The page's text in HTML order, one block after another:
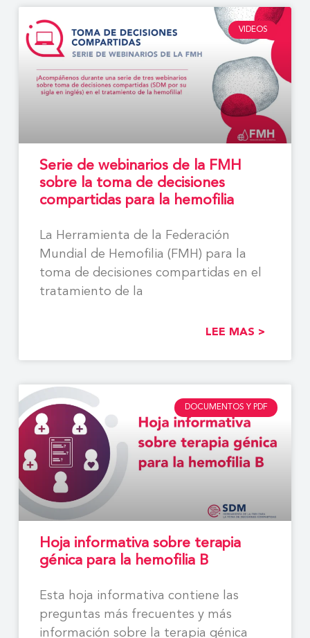
VIDEOS
Serie de webinarios de la FMH
sobre la toma de decisiones
compartidas para la hemofilia
La Herramienta de la Federación
Mundial de Hemofilia (FMH) para la
toma de decisiones compartidas en el
tratamiento de la
LEE MAS >
DOCUMENTOS Y PDF
Hoja informativa sobre terapia
génica para la hemofilia B
Esta hoja informativa contiene las
preguntas más frecuentes y más
información sobre la terapia génica